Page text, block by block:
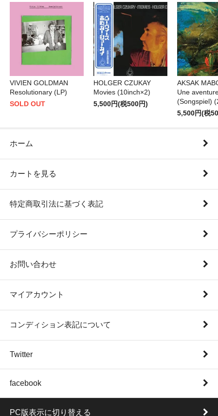
VIVIEN GOLDMAN
Resolutionary (LP)
SOLD OUT
HOLGER CZUKAY
Movies (10inch×2)
5,500円(税500円)
AKSAK
Une
(Songspiel)
5,500円(税
ホーム
カートを見る
特定商取引法に基づく表記
プライバシーポリシー
お問い合わせ
マイアカウント
コンディション表記について
Twitter
facebook
PC版表示に切り替える